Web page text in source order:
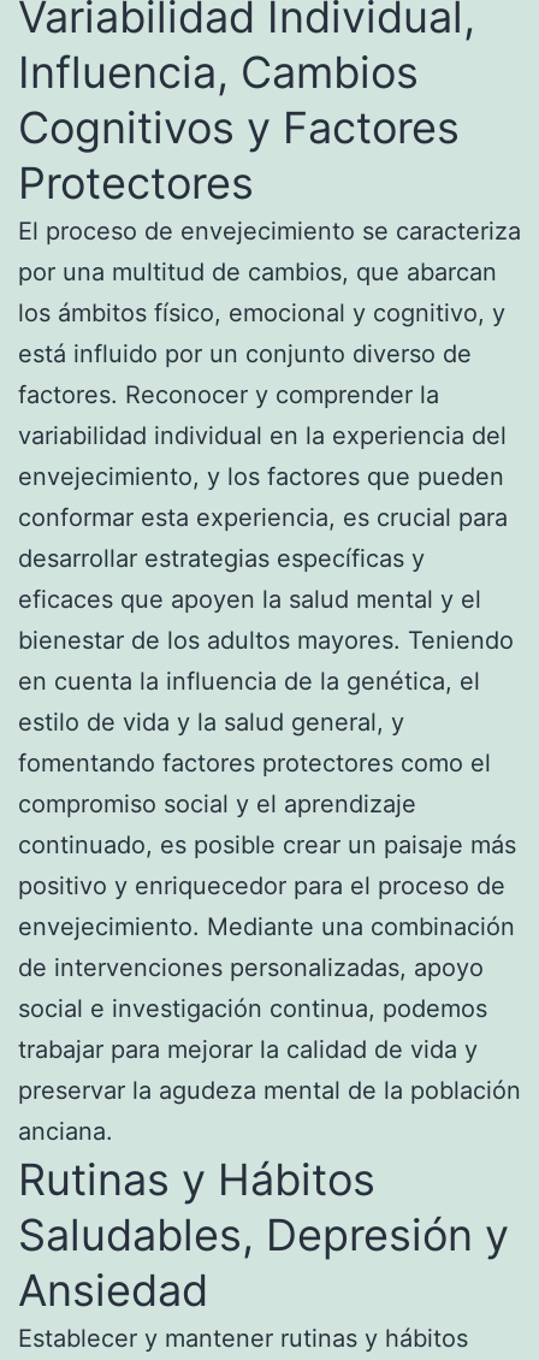
Variabilidad Individual,
Influencia, Cambios
Cognitivos y Factores
Protectores
El proceso de envejecimiento se caracteriza
por una multitud de cambios, que abarcan
los ámbitos físico, emocional y cognitivo, y
está influido por un conjunto diverso de
factores. Reconocer y comprender la
variabilidad individual en la experiencia del
envejecimiento, y los factores que pueden
conformar esta experiencia, es crucial para
desarrollar estrategias específicas y
eficaces que apoyen la salud mental y el
bienestar de los adultos mayores. Teniendo
en cuenta la influencia de la genética, el
estilo de vida y la salud general, y
fomentando factores protectores como el
compromiso social y el aprendizaje
continuado, es posible crear un paisaje más
positivo y enriquecedor para el proceso de
envejecimiento. Mediante una combinación
de intervenciones personalizadas, apoyo
social e investigación continua, podemos
trabajar para mejorar la calidad de vida y
preservar la agudeza mental de la población
anciana.
Rutinas y Hábitos
Saludables, Depresión y
Ansiedad
Establecer y mantener rutinas y hábitos